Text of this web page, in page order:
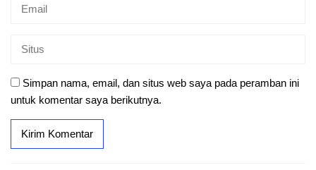
Simpan nama, email, dan situs web saya pada peramban ini
untuk komentar saya berikutnya.